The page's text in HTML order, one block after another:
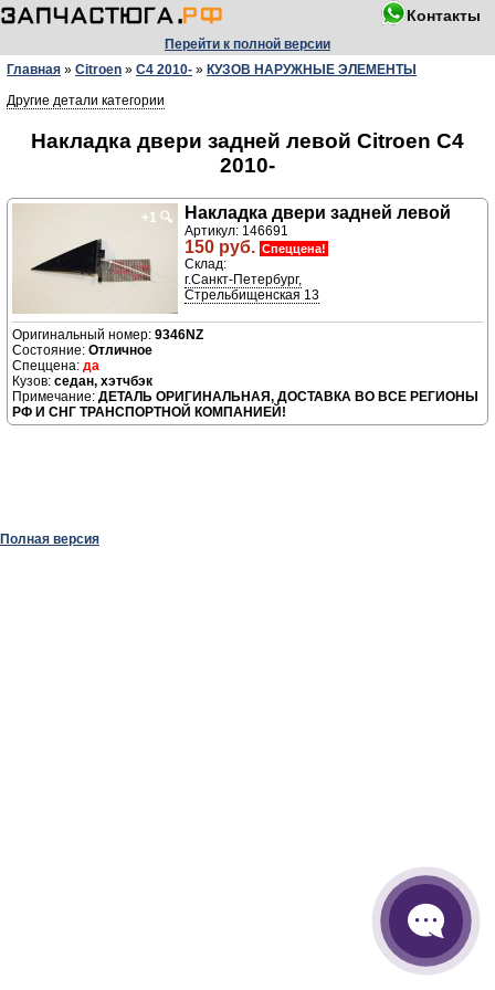
Контакты
Перейти к полной версии
Главная » Citroen » C4 2010- » КУЗОВ НАРУЖНЫЕ ЭЛЕМЕНТЫ
Другие детали категории
Накладка двери задней левой Citroen C4
2010-
+1 🔍 Накладка двери задней левой
Артикул: 146691
150 руб. Спеццена!
Склад:
г.Санкт-Петербург,
Стрельбищенская 13
9346NZ
Отличное
да
седан, хэтчбэк
ДЕТАЛЬ ОРИГИНАЛЬНАЯ, ДОСТАВКА ВО ВСЕ РЕГИОНЫ
РФ И СНГ ТРАНСПОРТНОЙ КОМПАНИЕЙ!
Полная версия